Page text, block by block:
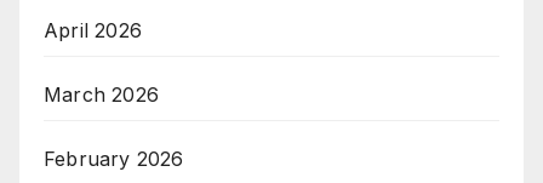
April 2026
March 2026
February 2026